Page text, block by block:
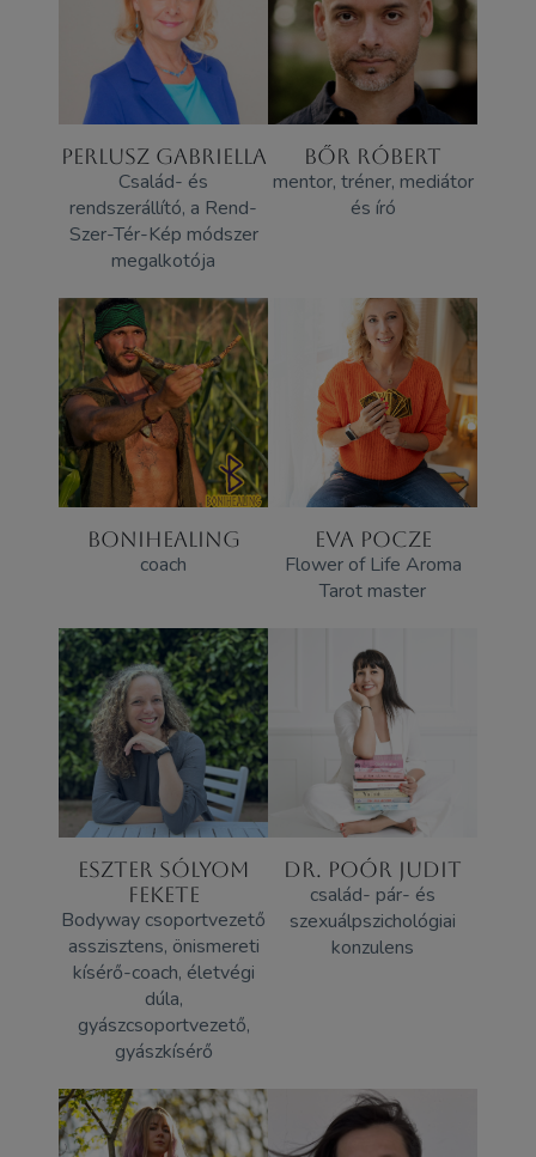
PERLUSZ GABRIELLA
Család- és
rendszerállító, a Rend-
Szer-Tér-Kép módszer
megalkotója
BŐR RÓBERT
mentor, tréner, mediátor
és író
BONIHEALING
coach
EVA POCZE
Flower of Life Aroma
Tarot master
ESZTER SÓLYOM
FEKETE
Bodyway csoportvezető
asszisztens, önismereti
kísérő-coach, életvégi
dúla,
gyászcsoportvezető,
gyászkísérő
DR. POÓR JUDIT
család- pár- és
szexuálpszichológiai
konzulens